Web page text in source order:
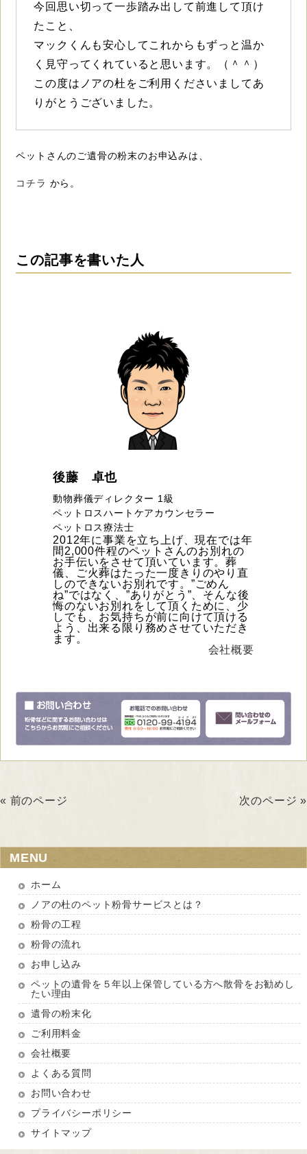
今回思い切って一歩踏み出して前進して頂け
たこと、
マックくんも安心してこれからもずっと温か
く見守ってくれていると思います。（＾＾）
この度はノアの杜をご利用くださいましてあ
りがとうございました。
ペットさんのご遺骨の粉末のお申込みは、
コチラ から。
この記事を書いた人
後藤 卓也
動物葬儀ディレクター 1級
ペットロスハートケアカウンセラー
ペットロス療法士
2012年に事業を立ち上げ、現在では年
間2,000件程のペットさんのお別れの
お手伝いをさせて頂いています。葬
儀、ご火葬はたった一度きりのやり直
しのできないお別れです。”ごめん
ね”ではなく、”ありがとう”、そんな後
悔のないお別れをして頂くために、少
しでも、お気持ちが前に向けて頂ける
よう、出来る限り務めさせていただき
ます。
会社概要
« 前のページ 次のページ »
MENU
ホーム
ノアの杜のペット粉骨サービスとは？
粉骨の工程
粉骨の流れ
お申し込み
ペットの遺骨を５年以上保管している方へ散骨をお勧めし
たい理由
遺骨の粉末化
ご利用料金
会社概要
よくある質問
お問い合わせ
プライバシーポリシー
サイトマップ